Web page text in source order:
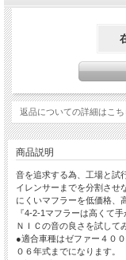
返品についての詳細はこち
商品説明
音を追求する為、工場と試
イレンサーまでを分割させ
にくいマフラーを低価格、
『4-2-1マフラーは高くて
ＮＩＣの音の良さを試して
●適合車種はゼファー４０
０６年式までになります。